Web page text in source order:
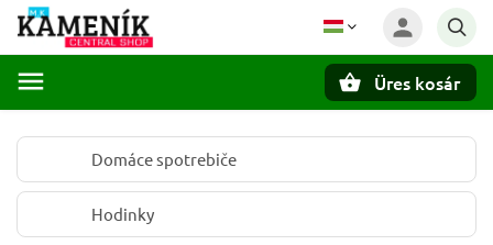
Üres kosár
Domáce spotrebiče
Hodinky